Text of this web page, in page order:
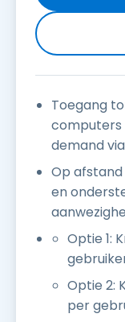
Toegang
computers
demand
Op
en
Optie 1:
Optie 2:
per